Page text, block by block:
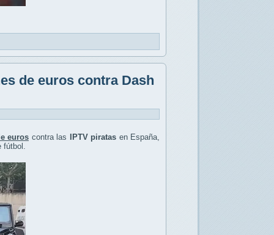
de euros contra Dash
euros contra las IPTV piratas en España,